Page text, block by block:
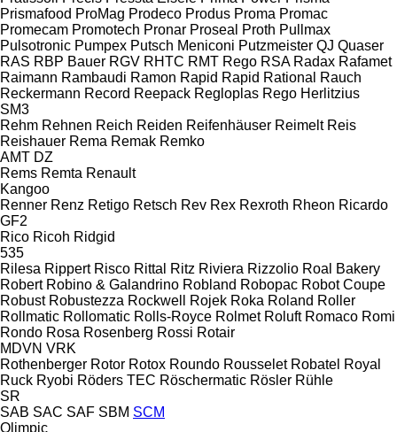
Prismafood ProMag Prodeco Produs Proma Promac
Promecam Promotech Pronar Proseal Proth Pullmax
Pulsotronic Pumpex Putsch Meniconi Putzmeister QJ Quaser
RAS RBP Bauer RGV RHTC RMT Rego RSA Radax Rafamet
Raimann Rambaudi Ramon Rapid Rapid Rational
Rauch
Reckermann Record Reepack Regloplas Rego Herlitzius
SM3
Rehm Rehnen Reich Reiden Reifenhäuser Reimelt Reis
Reishauer Rema Remak Remko
AMT DZ
Rems Remta Renault
Kangoo
Renner Renz Retigo Retsch Rev Rex Rexroth Rheon Ricardo
GF2
Rico Ricoh Ridgid
535
Rilesa Rippert Risco Rittal Ritz Riviera Rizzolio Roal Bakery
Robert Robino & Galandrino Robland Robopac Robot Coupe
Robust Robustezza Rockwell Rojek Roka Roland Roller
Rollmatic Rollomatic Rolls-Royce Rolmet Roluft Romaco Romi
Rondo Rosa Rosenberg Rossi Rotair
MDVN VRK
Rothenberger Rotor Rotox Roundo Rousselet Robatel Royal
Ruck Ryobi Röders TEC Röschermatic Rösler Rühle
SR
SAB SAC SAF SBM SCM
Olimpic